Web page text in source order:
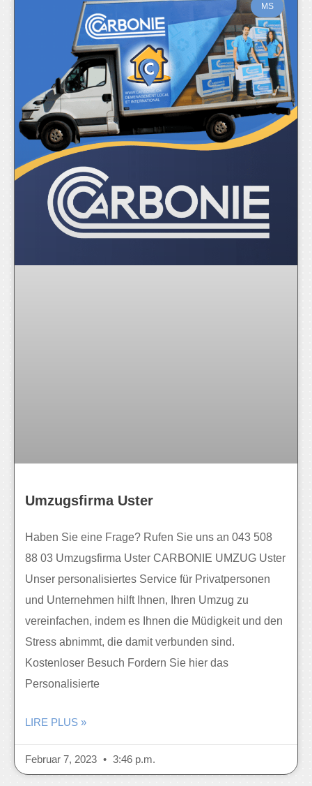
MS
Umzugsfirma Uster
Haben Sie eine Frage? Rufen Sie uns an 043 508
88 03 Umzugsfirma Uster CARBONIE UMZUG Uster
Unser personalisiertes Service für Privatpersonen
und Unternehmen hilft Ihnen, Ihren Umzug zu
vereinfachen, indem es Ihnen die Müdigkeit und den
Stress abnimmt, die damit verbunden sind.
Kostenloser Besuch Fordern Sie hier das
Personalisierte
LIRE PLUS »
Februar 7, 2023 3:46 p.m.